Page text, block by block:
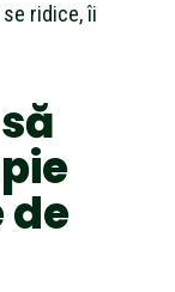
ridice, îi
de